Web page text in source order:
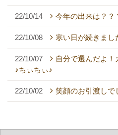
22/10/14 今年の出来は？
22/10/08 寒い日が続きま
22/10/07
自分で選んだよ
♪ちぃちぃ♪
22/10/02 笑顔のお引渡し